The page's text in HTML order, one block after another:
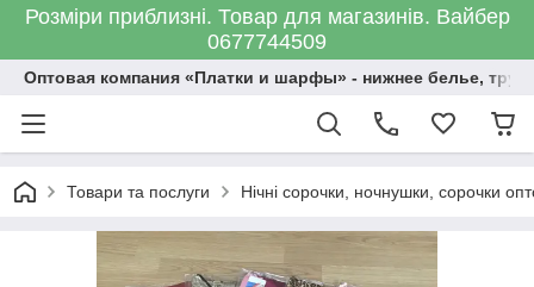
Розміри приблизні. Товар для магазинів. Вайбер
0677744509
Оптовая компания «Платки и шарфы» - нижнее белье,
Товари та послуги Нічні сорочки, ночнушки, сорочки